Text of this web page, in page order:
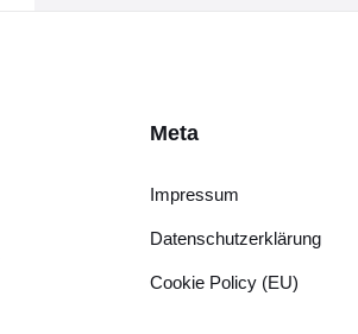
Meta
Impressum
Datenschutzerklärung
Cookie Policy (EU)